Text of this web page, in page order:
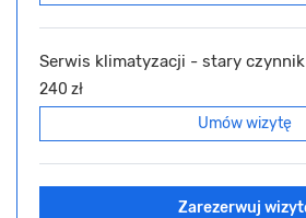
Serwis klimatyzacji - stary czynnik
240 zł
Umów wizytę
Zarezerwuj